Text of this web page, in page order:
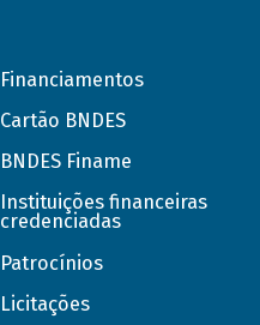
Financiamentos
Cartão BNDES
BNDES Finame
Instituições financeiras
credenciadas
Patrocínios
Licitações